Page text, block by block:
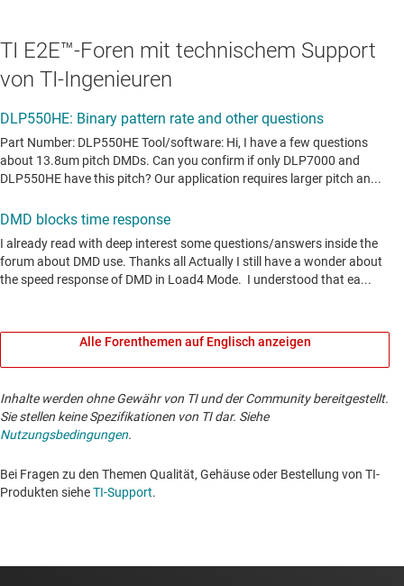
TI E2E™-Foren mit technischem Support
von TI-Ingenieuren
Alle Forenthemen auf Englisch anzeigen
Inhalte werden ohne Gewähr von TI und der Community bereitgestellt.
Sie stellen keine Spezifikationen von TI dar. Siehe
Nutzungsbedingungen.
Bei Fragen zu den Themen Qualität, Gehäuse oder Bestellung von TI-
Produkten sieheTI-Support. ​​​​​​​​​​​​​​